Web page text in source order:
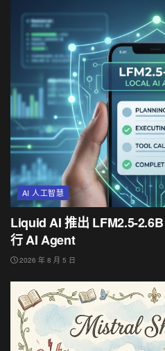
AI 人工智慧
Liquid AI 推出 LFM2.5-
行 AI Agent
2026 年 8 月 5 日